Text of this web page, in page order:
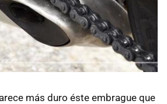
más duro éste embrague que